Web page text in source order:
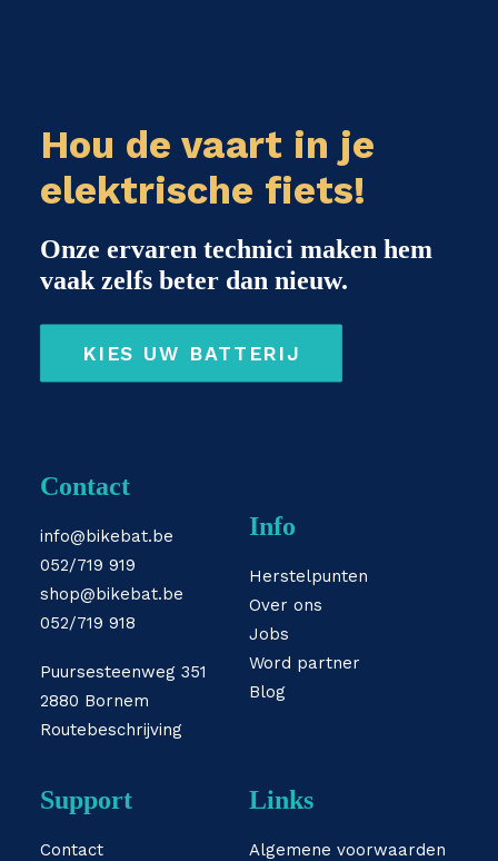
Hou de vaart in je
elektrische fiets!
Onze ervaren technici maken hem
vaak zelfs beter dan nieuw.
KIES UW BATTERIJ
Contact
info@bikebat.be
052/719 919
shop@bikebat.be
052/719 918
Puursesteenweg 351
2880 Bornem
Routebeschrijving
Info
Herstelpunten
Over ons
Jobs
Word partner
Blog
Support
Contact
Links
Algemene voorwaarden